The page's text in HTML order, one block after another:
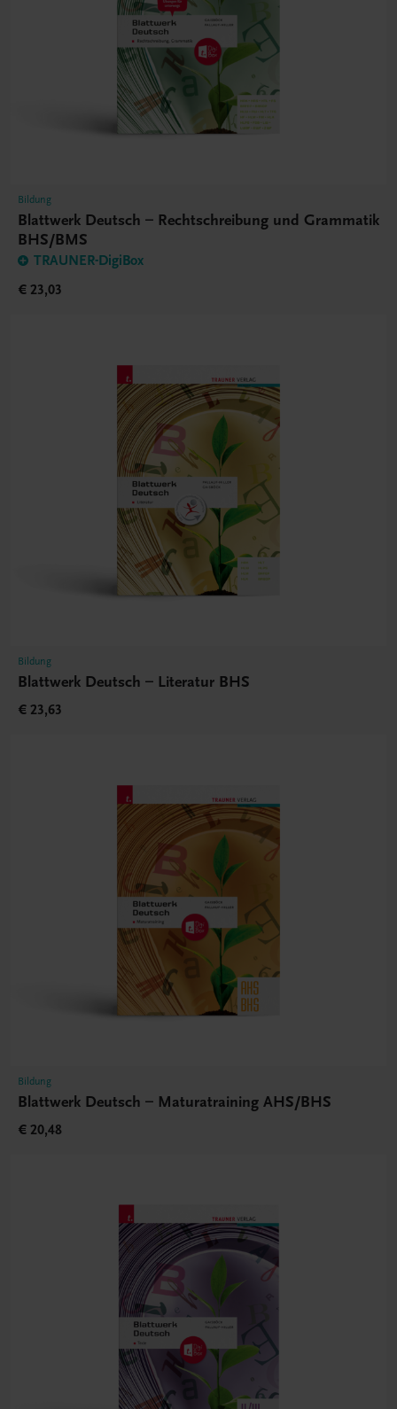
Bildung
Blattwerk Deutsch – Rechtschreibung und Grammatik
BHS/BMS
TRAUNER-DigiBox
€ 23,03
Bildung
Blattwerk Deutsch – Literatur BHS
€ 23,63
Bildung
Blattwerk Deutsch – Maturatraining AHS/BHS
€ 20,48